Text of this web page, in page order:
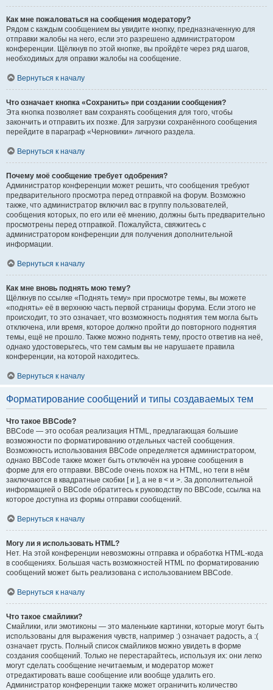
Как мне пожаловаться на сообщения модератору?
Рядом с каждым сообщением вы увидите кнопку, предназначенную для
отправки жалобы на него, если это разрешено администратором
конференции. Щёлкнув по этой кнопке, вы пройдёте через ряд шагов,
необходимых для оправки жалобы на сообщение.
Вернуться к началу
Что означает кнопка «Сохранить» при создании сообщения?
Эта кнопка позволяет вам сохранять сообщения для того, чтобы
закончить и отправить их позже. Для загрузки сохранённого сообщения
перейдите в параграф «Черновики» личного раздела.
Вернуться к началу
Почему моё сообщение требует одобрения?
Администратор конференции может решить, что сообщения требуют
предварительного просмотра перед отправкой на форум. Возможно
также, что администратор включил вас в группу пользователей,
сообщения которых, по его или её мнению, должны быть предварительно
просмотрены перед отправкой. Пожалуйста, свяжитесь с
администратором конференции для получения дополнительной
информации.
Вернуться к началу
Как мне вновь поднять мою тему?
Щёлкнув по ссылке «Поднять тему» при просмотре темы, вы можете
«поднять» её в верхнюю часть первой страницы форума. Если этого не
происходит, то это означает, что возможность поднятия тем могла быть
отключена, или время, которое должно пройти до повторного поднятия
темы, ещё не прошло. Также можно поднять тему, просто ответив на неё,
однако удостоверьтесь, что тем самым вы не нарушаете правила
конференции, на которой находитесь.
Вернуться к началу
Форматирование сообщений и типы создаваемых тем
Что такое BBCode?
BBCode — это особая реализация HTML, предлагающая большие
возможности по форматированию отдельных частей сообщения.
Возможность использования BBCode определяется администратором,
однако BBCode также может быть отключён на уровне сообщения в
форме для его отправки. BBCode очень похож на HTML, но теги в нём
заключаются в квадратные скобки [ и ], а не в < и >. За дополнительной
информацией о BBCode обратитесь к руководству по BBCode, ссылка на
которое доступна из формы отправки сообщений.
Вернуться к началу
Могу ли я использовать HTML?
Нет. На этой конференции невозможны отправка и обработка HTML-кода
в сообщениях. Большая часть возможностей HTML по форматированию
сообщений может быть реализована с использованием BBCode.
Вернуться к началу
Что такое смайлики?
Смайлики, или эмотиконы — это маленькие картинки, которые могут быть
использованы для выражения чувств, например :) означает радость, а :(
означает грусть. Полный список смайликов можно увидеть в форме
создания сообщений. Только не перестарайтесь, используя их: они легко
могут сделать сообщение нечитаемым, и модератор может
отредактировать ваше сообщение или вообще удалить его.
Администратор конференции также может ограничить количество